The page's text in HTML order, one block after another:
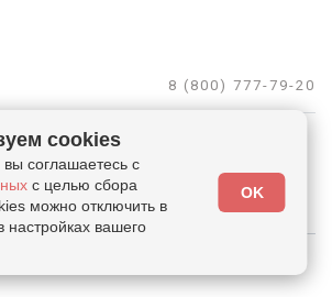
8 (800) 777-79-20
магазины приличного секонда. Все права защищены.
cookies
вы соглашаетесь с
с целью сбора
можно отключить в
вашего
OK